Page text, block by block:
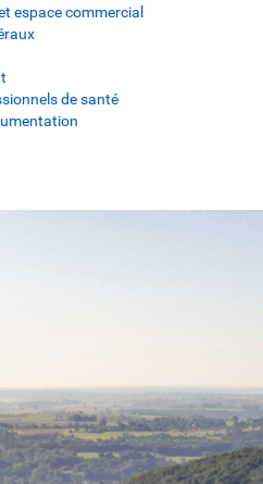
espace commercial
de santé